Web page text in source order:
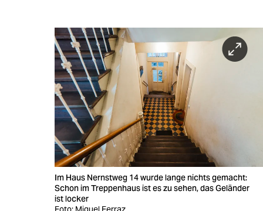
Im Haus Nernstweg 14 wurde lange nichts gemacht:
Schon im Treppenhaus ist es zu sehen, das Geländer
ist locker